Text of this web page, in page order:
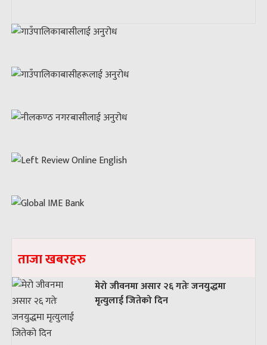
ताजा खबरहरु
मेरो जीवनमा असार २६ गतेः जनयुद्धमा
मृत्युलाई जितेको दिन